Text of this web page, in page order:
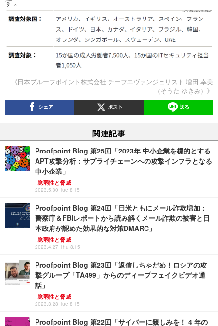
《日本プルーフポイント株式会社 チーフエヴァンジェリスト 増田 幸美
（そうた ゆきみ）》
シェア ポスト 送る
関連記事
Proofpoint Blog 第25回「2023年 中小企業を標的とする
APT攻撃分析：サプライチェーンへの攻撃インフラとなる
中小企業」
脆弱性と脅威
2023.5.30 Tue 8:15
Proofpoint Blog 第24回「日米ともにメール詐欺増加：
警察庁＆FBIレポートから読み解くメール詐欺の被害と日
本政府が認めた効果的な対策DMARC」
脆弱性と脅威
2023.4.27 Thu 8:15
Proofpoint Blog 第23回「返信しちゃだめ！ロシアの攻
撃グループ「TA499」からのディープフェイクビデオ通
話」
脆弱性と脅威
2023.3.28 Tue 8:15
Proofpoint Blog 第22回「サイバーに親しみを！ 4 年の